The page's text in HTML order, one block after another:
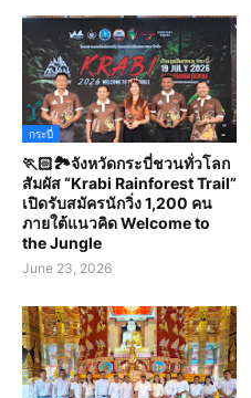
กระบี่
🏃🏻🏞️จังหวัดกระบี่ชวนทั่วโลก
สัมผัส “Krabi Rainforest Trail”
เปิดรับสมัครนักวิ่ง 1,200 คน
ภายใต้แนวคิด Welcome to
the Jungle
June 23, 2026